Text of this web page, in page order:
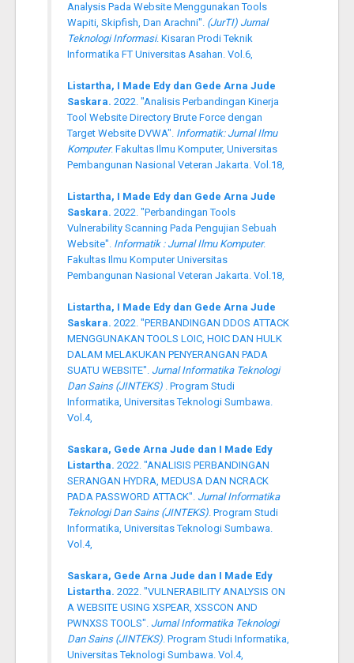
Analysis Pada Website Menggunakan Tools
Wapiti, Skipfish, Dan Arachni". (JurTI) Jurnal
Teknologi Informasi. Kisaran Prodi Teknik
Informatika FT Universitas Asahan. Vol.6,
Listartha, I Made Edy dan Gede Arna Jude
Saskara. 2022. "Analisis Perbandingan Kinerja
Tool Website Directory Brute Force dengan
Target Website DVWA". Informatik: Jurnal Ilmu
Komputer. Fakultas Ilmu Komputer, Universitas
Pembangunan Nasional Veteran Jakarta. Vol.18,
Listartha, I Made Edy dan Gede Arna Jude
Saskara. 2022. "Perbandingan Tools
Vulnerability Scanning Pada Pengujian Sebuah
Website". Informatik : Jurnal Ilmu Komputer.
Fakultas Ilmu Komputer Universitas
Pembangunan Nasional Veteran Jakarta. Vol.18,
Listartha, I Made Edy dan Gede Arna Jude
Saskara. 2022. "PERBANDINGAN DDOS ATTACK
MENGGUNAKAN TOOLS LOIC, HOIC DAN HULK
DALAM MELAKUKAN PENYERANGAN PADA
SUATU WEBSITE". Jurnal Informatika Teknologi
Dan Sains (JINTEKS) . Program Studi
Informatika, Universitas Teknologi Sumbawa.
Vol.4,
Saskara, Gede Arna Jude dan I Made Edy
Listartha. 2022. "ANALISIS PERBANDINGAN
SERANGAN HYDRA, MEDUSA DAN NCRACK
PADA PASSWORD ATTACK". Jurnal Informatika
Teknologi Dan Sains (JINTEKS). Program Studi
Informatika, Universitas Teknologi Sumbawa.
Vol.4,
Saskara, Gede Arna Jude dan I Made Edy
Listartha. 2022. "VULNERABILITY ANALYSIS ON
A WEBSITE USING XSPEAR, XSSCON AND
PWNXSS TOOLS". Jurnal Informatika Teknologi
Dan Sains (JINTEKS). Program Studi Informatika,
Universitas Teknologi Sumbawa. Vol.4,